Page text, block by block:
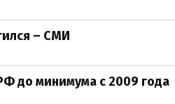
– СМИ
до минимума с 2009 года